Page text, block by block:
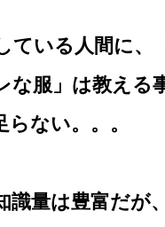
ている人間に、
な服」は教え
ない。。。
識量は豊富だが